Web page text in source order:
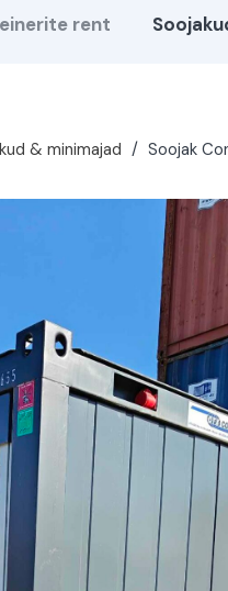
rent
& minimajad / Soojak